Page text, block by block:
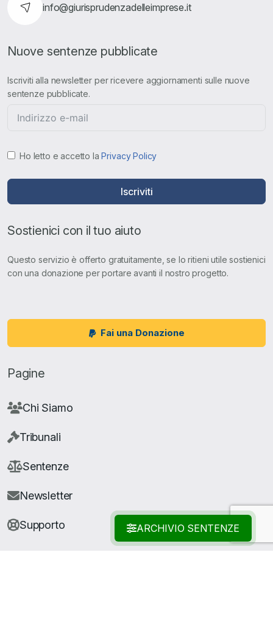
ARCHIVIO SENTENZE
info@giurisprudenzadelleimprese.it
Nuove sentenze pubblicate
Iscriviti alla newsletter per ricevere aggiornamenti sulle nuove
sentenze pubblicate.
Ho letto e accetto laPrivacy Policy
Iscriviti
Sostienici con il tuo aiuto
Questo servizio è offerto gratuitamente, se lo ritieni utile sostienici
con una donazione per portare avanti il nostro progetto.
Fai una Donazione
Pagine
Chi Siamo
Tribunali
Sentenze
Newsletter
Supporto